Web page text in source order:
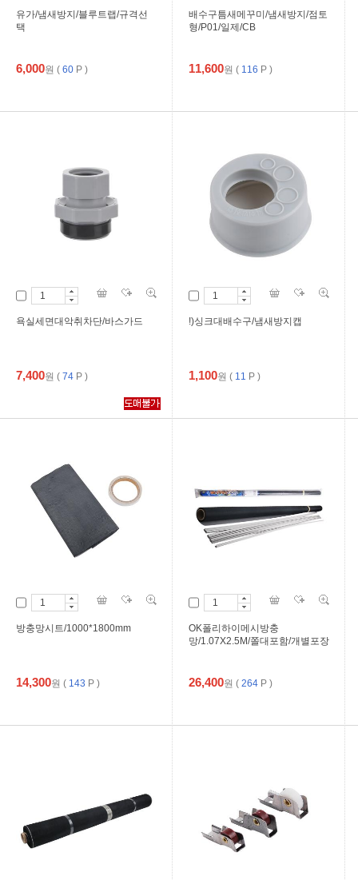
유가/냄새방지/블루트랩/규격선
택
6,000원 ( 60 P )
배수구틈새메꾸미/냄새방지/점토
형/P01/일제/CB
11,600원 ( 116 P )
욕실세면대악취차단/바스가드
7,400원 ( 74 P )
!)싱크대배수구/냄새방지캡
1,100원 ( 11 P )
방충망시트/1000*1800mm
14,300원 ( 143 P )
OK폴리하이메시방충
망/1.07X2.5M/쫄대포함/개별포장
26,400원 ( 264 P )